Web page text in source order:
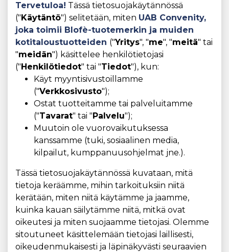
Tervetuloa! Tässä tietosuojakäytännössä
("Käytäntö") selitetään, miten UAB Convenity,
joka toimii Blofè-tuotemerkin ja muiden
kotitaloustuotteiden ("Yritys", "me", "meitä" tai
"meidän") käsittelee henkilötietojasi
("Henkilötiedot" tai "Tiedot"), kun:
Käyt myyntisivustoillamme
("Verkkosivusto");
Ostat tuotteitamme tai palveluitamme
("Tavarat" tai "Palvelu");
Muutoin ole vuorovaikutuksessa
kanssamme (tuki, sosiaalinen media,
kilpailut, kumppanuusohjelmat jne.).
Tässä tietosuojakäytännössä kuvataan, mitä
tietoja keräämme, mihin tarkoituksiin niitä
kerätään, miten niitä käytämme ja jaamme,
kuinka kauan säilytämme niitä, mitkä ovat
oikeutesi ja miten suojaamme tietojasi. Olemme
sitoutuneet käsittelemään tietojasi laillisesti,
oikeudenmukaisesti ja läpinäkyvästi seuraavien